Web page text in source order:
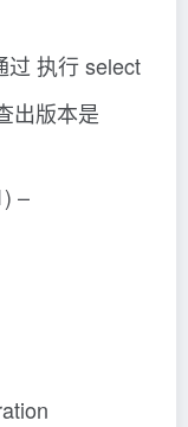
过 执行 select
出版本是
–